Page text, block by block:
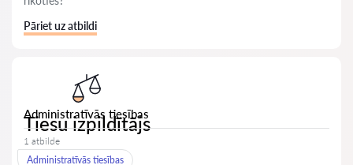
Pāriet uz atbildi
Administratīvās tiesības
Tiesu izpildītājs
1 atbilde
Administratīvās tiesības